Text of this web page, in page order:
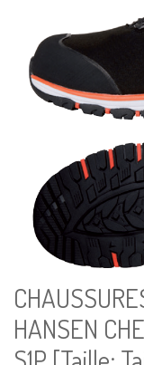
HANSEN